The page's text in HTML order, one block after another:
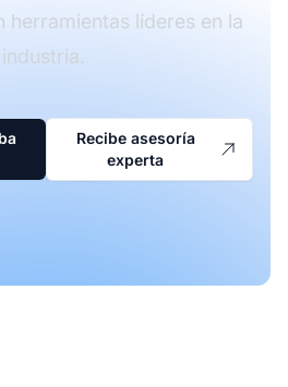
herramientas líderes en la
industria.
Recibe asesoría
experta